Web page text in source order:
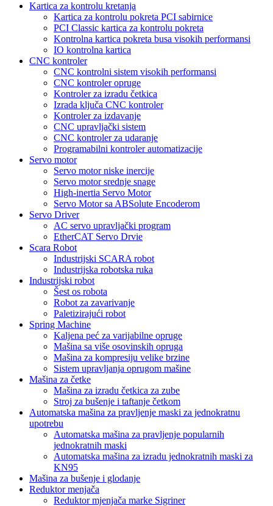
Kartica za kontrolu kretanja
Kartica za kontrolu pokreta PCI sabirnice
PCI Classic kartica za kontrolu pokreta
Kontrolna kartica pokreta busa visokih performansi
IO kontrolna kartica
CNC kontroler
CNC kontrolni sistem visokih performansi
CNC kontroler opruge
Kontroler za izradu četkica
Izrada ključa CNC kontroler
Kontroler za izdavanje
CNC upravljački sistem
CNC kontroler za udaranje
Programabilni kontroler automatizacije
Servo motor
Servo motor niske inercije
Servo motor srednje snage
High-inertia Servo Motor
Servo Motor sa ABSolute Encoderom
Servo Driver
AC servo upravljački program
EtherCAT Servo Drvie
Scara Robot
Industrijski SCARA robot
Industrijska robotska ruka
Industrijski robot
Šest os robota
Robot za zavarivanje
Paletizirajući robot
Spring Machine
Kaljena peć za varijabilne opruge
Mašina sa više osovinskih opruga
Mašina za kompresiju velike brzine
Sistem upravljanja oprugom mašine
Mašina za četke
Mašina za izradu četkica za zube
Stroj za bušenje i taftanje četkom
Automatska mašina za pravljenje maski za jednokratnu
upotrebu
Automatska mašina za pravljenje popularnih
jednokratnih maski
Automatska mašina za izradu jednokratnih maski za
KN95
Mašina za bušenje i glodanje
Reduktor menjača
Reduktor mjenjača marke Sigriner